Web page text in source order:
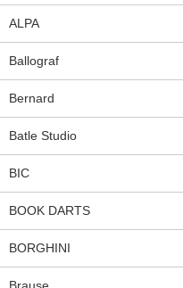
ALPA
Ballograf
Bernard
Batle Studio
BIC
BOOK DARTS
BORGHINI